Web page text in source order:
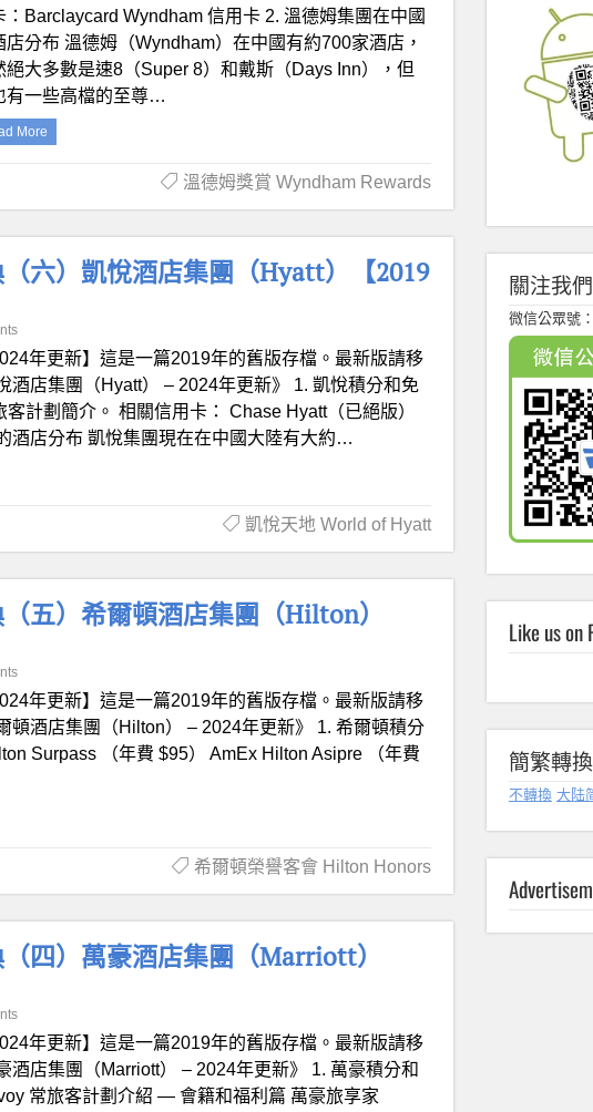
：Barclaycard Wyndham 信用卡 2. 溫德姆集團在中國
店分布 溫德姆（Wyndham）在中國有約700家酒店，
絕大多數是速8（Super 8）和戴斯（Days Inn），但
有一些高檔的至尊…
More
溫德姆獎賞 Wyndham Rewards
六）凱悅酒店集團（Hyatt）【2019
年更新】這是一篇2019年的舊版存檔。最新版請移
店集團（Hyatt） – 2024年更新》 1. 凱悅積分和免
計劃簡介。 相關信用卡： Chase Hyatt（已絕版）
酒店分布 凱悅集團現在在中國大陸有大約…
凱悅天地 World of Hyatt
五）希爾頓酒店集團（Hilton）
年更新】這是一篇2019年的舊版存檔。最新版請移
酒店集團（Hilton） – 2024年更新》 1. 希爾頓積分
Surpass （年費 $95） AmEx Hilton Asipre （年費
希爾頓榮譽客會 Hilton Honors
四）萬豪酒店集團（Marriott）
年更新】這是一篇2019年的舊版存檔。最新版請移
店集團（Marriott） – 2024年更新》 1. 萬豪積分和
常旅客計劃介紹 — 會籍和福利篇 萬豪旅享家
關注我們
微信公眾號：
Like us on
簡繁轉換
不轉換 大陆